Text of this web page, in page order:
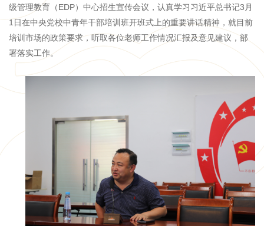
级管理教育（EDP）中心招生宣传会议，认真学习习近平总书记3月
1日在中央党校中青年干部培训班开班式上的重要讲话精神，就目前
培训市场的政策要求，听取各位老师工作情况汇报及意见建议，部
署落实工作。